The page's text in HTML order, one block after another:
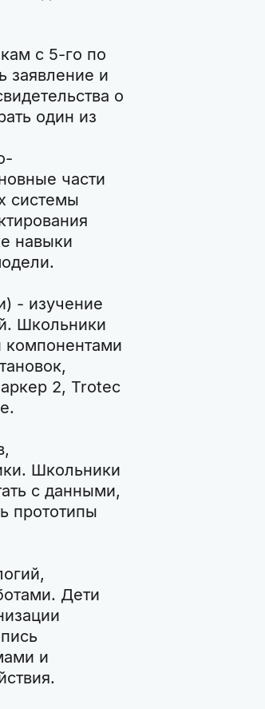
с 5-го по
заявление и
о
один из
части
системы
навыки
- изучение
Школьники
компонентами
2, Trotec
Школьники
с данными,
прототипы
Дети
и